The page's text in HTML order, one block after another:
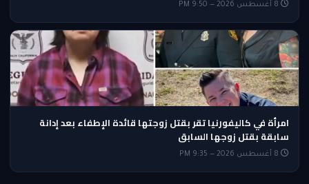
امرأة في كاليفورنيا تقر بقتل زوجتها قائدة الإطفاء بعد إدانة
سابقة بقتل زوجها السابق